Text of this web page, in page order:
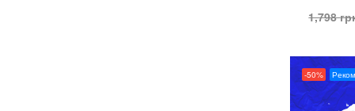
1,798
-50%